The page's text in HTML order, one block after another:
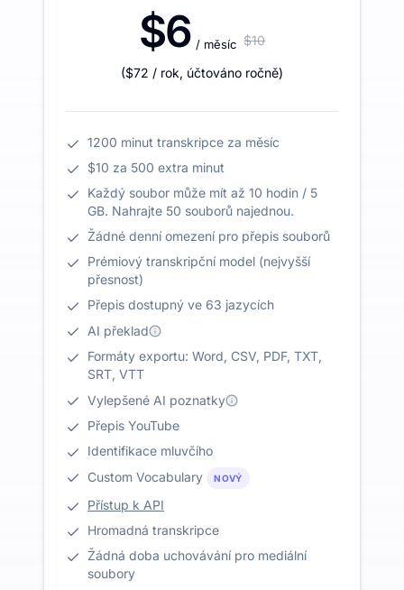
$6 / měsíc $10
($72 / rok, účtováno ročně)
1200 minut transkripce za měsíc
$10 za 500 extra minut
Každý soubor může mít až 10 hodin / 5
GB. Nahrajte 50 souborů najednou.
Žádné denní omezení pro přepis souborů
Prémiový transkripční model (nejvyšší
přesnost)
Přepis dostupný ve 63 jazycích
AI překlad
Formáty exportu: Word, CSV, PDF, TXT,
SRT, VTT
Vylepšené AI poznatky
Přepis YouTube
Identifikace mluvčího
Custom Vocabulary
NOVÝ
Přístup k API
Hromadná transkripce
Žádná doba uchovávání pro mediální
soubory